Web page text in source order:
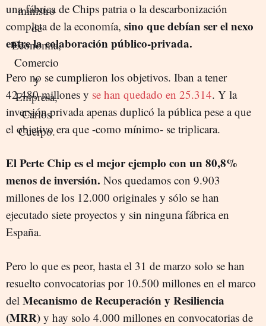
una fábrica de Chips patria o la descarbonización
completa de la economía, sino que debían ser el nexo
entre la colaboración público-privada.
Pero no se cumplieron los objetivos. Iban a tener
42.480 millones y se han quedado en 25.314. Y la
inversión privada apenas duplicó la pública pese a que
el objetivo era que -como mínimo- se triplicara.
El Perte Chip es el mejor ejemplo con un 80,8%
menos de inversión. Nos quedamos con 9.903
millones de los 12.000 originales y sólo se han
ejecutado siete proyectos y sin ninguna fábrica en
España.
Pero lo que es peor, hasta el 31 de marzo solo se han
resuelto convocatorias por 10.500 millones en el marco
del Mecanismo de Recuperación y Resiliencia
(MRR) y hay solo 4.000 millones en convocatorias de